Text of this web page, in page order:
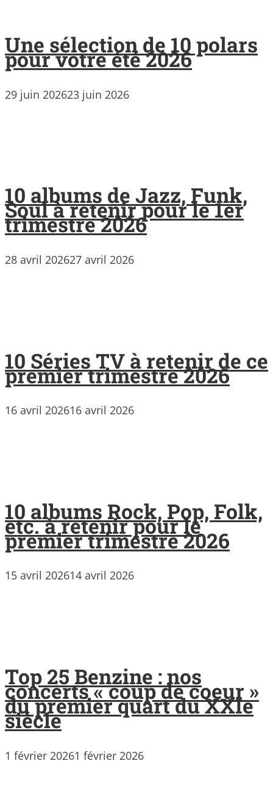
Une sélection de 10 polars
pour votre été 2026
29 juin 202623 juin 2026
10 albums de Jazz, Funk,
Soul à retenir pour le 1er
trimestre 2026
28 avril 202627 avril 2026
10 Séries TV à retenir de ce
premier trimestre 2026
16 avril 202616 avril 2026
10 albums Rock, Pop, Folk,
etc. à retenir pour le
premier trimestre 2026
15 avril 202614 avril 2026
Top 25 Benzine : nos
concerts « coup de coeur »
du premier quart du XXIe
siècle
1 février 20261 février 2026